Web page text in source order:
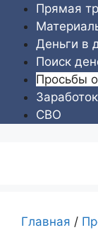
Перейти
содержимому
Прямая
Деньги в
Поиск
Просьбы
СВО
Главная /